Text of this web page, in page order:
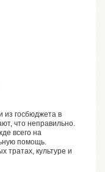
из госбюджета в
что неправильно.
всего на
помощь.
тратах, культуре и